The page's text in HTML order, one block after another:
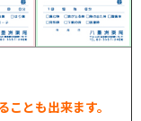
とも出来ます。